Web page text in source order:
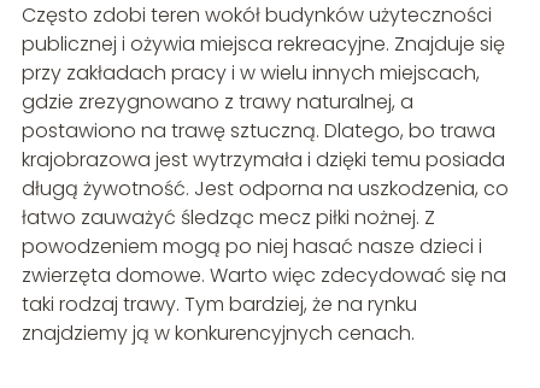
Często zdobi teren wokół budynków użyteczności
publicznej i ożywia miejsca rekreacyjne. Znajduje się
przy zakładach pracy i w wielu innych miejscach,
gdzie zrezygnowano z trawy naturalnej, a
postawiono na trawę sztuczną. Dlatego, bo trawa
krajobrazowa jest wytrzymała i dzięki temu posiada
długą żywotność. Jest odporna na uszkodzenia, co
łatwo zauważyć śledząc mecz piłki nożnej. Z
powodzeniem mogą po niej hasać nasze dzieci i
zwierzęta domowe. Warto więc zdecydować się na
taki rodzaj trawy. Tym bardziej, że na rynku
znajdziemy ją w konkurencyjnych cenach.